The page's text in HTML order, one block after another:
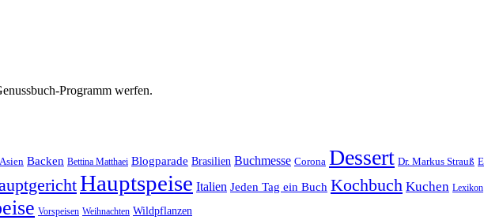
Programm werfen.
Asien Backen Bettina Matthaei Blogparade Brasilien Buchmesse Corona Dessert Dr. Markus Strauß
Hauptspeise Italien Jeden Tag ein Buch Kochbuch Kuchen Lexikon
Vorspeisen Weihnachten Wildpflanzen